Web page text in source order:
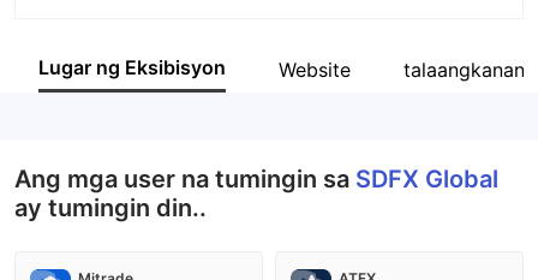
Kumpanya
Lugar ng Eksibisyon Website talaangkanan
Ang mga user na tumingin sa SDFX Global
ay tumingin din..